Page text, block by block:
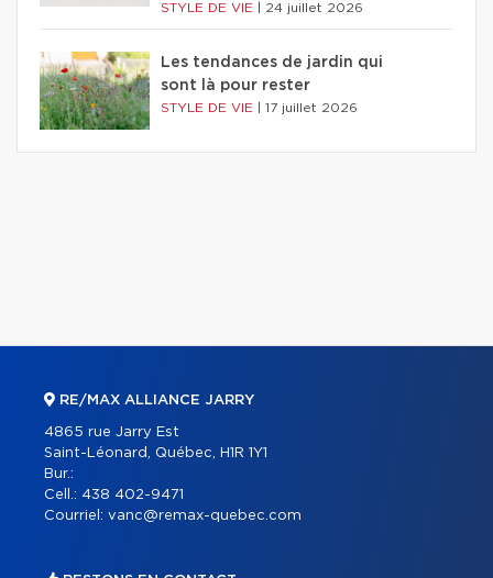
STYLE DE VIE 24 juillet 2026
Les tendances de jardin qui
sont là pour rester
STYLE DE VIE 17 juillet 2026
RE/MAX ALLIANCE JARRY
4865 rue Jarry Est
Saint-Léonard, Québec, H1R 1Y1
Bur.:
Cell.: 438 402-9471
Courriel: vanc@remax-quebec.com